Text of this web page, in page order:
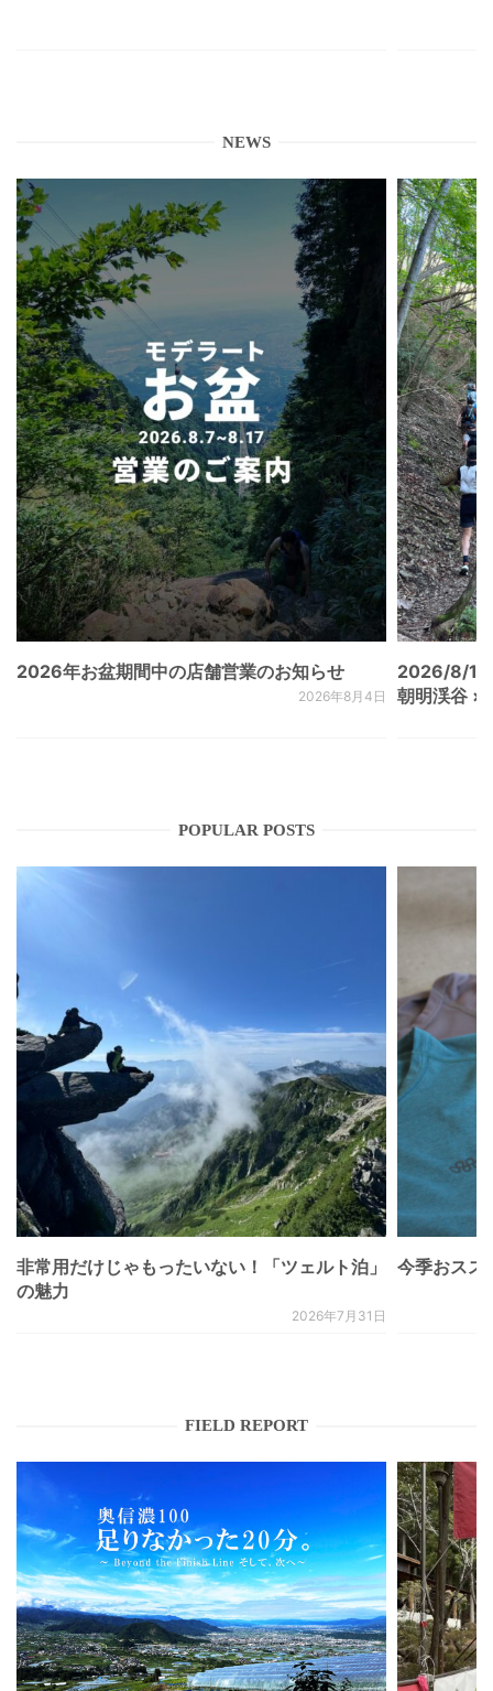
NEWS
2026年お盆期間中の店舗営業のお知らせ
2026年8月4日
2026/8/
朝明渓谷 ×
POPULAR POSTS
非常用だけじゃもったいない！「ツェルト泊」
の魅力
2026年7月31日
今季おスス
FIELD REPORT